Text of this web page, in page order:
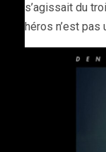
s’agissait du
héros n’est pas